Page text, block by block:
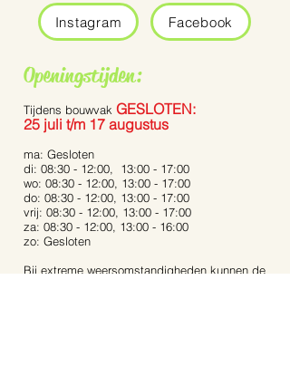
Grauwe vliegenvanger
Instagram Facebook
Openingstijden:
Tijdens bouwvak GESLOTEN:
25 juli t/m 17 augustus
ma: Gesloten
di: 08:30 - 12:00, 13:00 - 17:00
wo: 08:30 - 12:00, 13:00 - 17:00
do: 08:30 - 12:00, 13:00 - 17:00
vrij: 08:30 - 12:00, 13:00 - 17:00
za: 08:30 - 12:00, 13:00 - 16:00
zo: Gesloten
Bij extreme weersomstandigheden kunnen de